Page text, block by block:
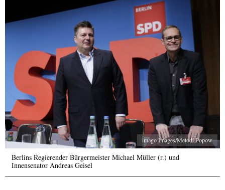
imago Images/Metodi Popow
Berlins Regierender Bürgermeister Michael Müller (r.) und
Innensenator Andreas Geisel